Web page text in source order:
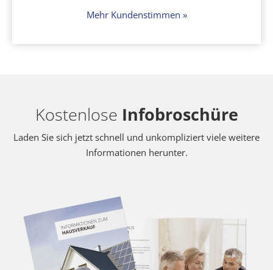
Mehr Kundenstimmen »
Kostenlose Infobroschüre
Laden Sie sich jetzt schnell und unkompliziert viele weitere
Informationen herunter.